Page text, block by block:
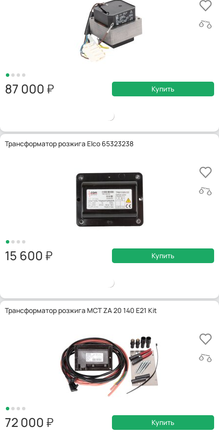
87 000 Купить
Трансформатор розжига Elco 65323238
15 600 Купить
Трансформатор розжига MCT ZA 20 140 E21 Kit
72 000 Купить